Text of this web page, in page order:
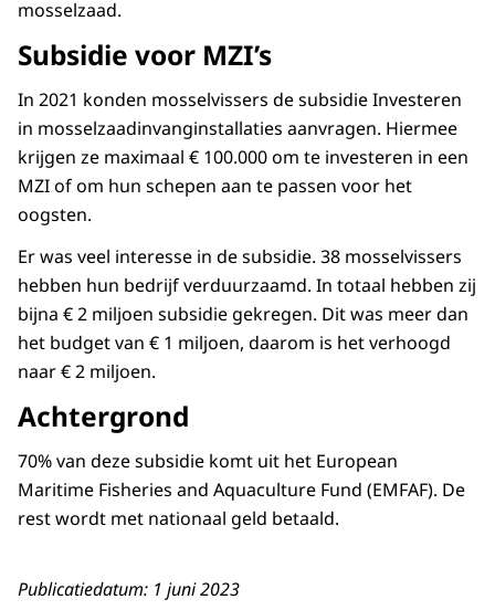
mosselzaad.
Subsidie voor MZI’s
In 2021 konden mosselvissers de subsidie Investeren
in mosselzaadinvanginstallaties aanvragen. Hiermee
krijgen ze maximaal € 100.000 om te investeren in een
MZI of om hun schepen aan te passen voor het
oogsten.
Er was veel interesse in de subsidie. 38 mosselvissers
hebben hun bedrijf verduurzaamd. In totaal hebben zij
bijna € 2 miljoen subsidie gekregen. Dit was meer dan
het budget van € 1 miljoen, daarom is het verhoogd
naar € 2 miljoen.
Achtergrond
70% van deze subsidie komt uit het European
Maritime Fisheries and Aquaculture Fund (EMFAF). De
rest wordt met nationaal geld betaald.
Publicatiedatum: 1 juni 2023